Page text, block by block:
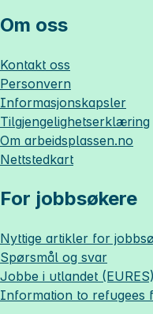
Om oss
Kontakt oss
Personvern
Informasjonskapsler
Tilgjengelighetserklæring
Om arbeidsplassen.no
Nettstedkart
For jobbsøkere
Nyttige artikler for
Spørsmål og svar
Jobbe i utlandet (EURES)
Information to refugees